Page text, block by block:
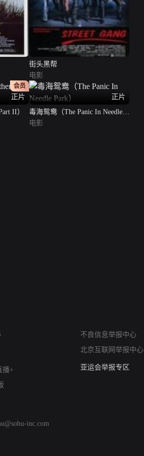
街头黑帮
电影
正片
会员
II）
正片
毒海鸳鸯（The Panic In Needle
Park）
电影
播+
不良信息举报中心
北京互联网举报中心
亚运会举报专区
涉历史虚无举报
inc.com